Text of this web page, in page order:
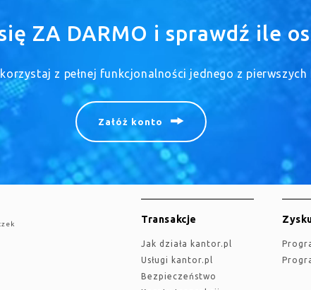
ZA DARMO i sprawdź ile
z pełnej funkcjonalności jednego z
Załóż konto
Transakcje
jak działa kantor.pl
Usługi kantor.pl
Bezpieczeństwo